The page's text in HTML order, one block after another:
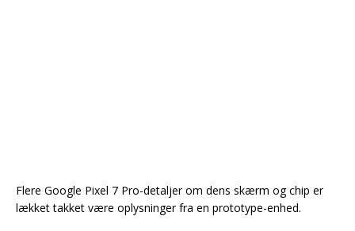
Flere Google Pixel 7 Pro-detaljer om dens skærm og chip er
lækket takket være oplysninger fra en prototype-enhed.